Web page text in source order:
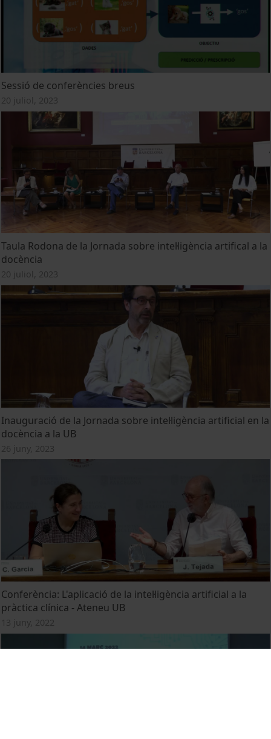
Sessió de conferències breus
20 juliol, 2023
Taula Rodona de la Jornada sobre intel·ligència artifical a la
docència
20 juliol, 2023
Inauguració de la Jornada sobre intel·ligència artificial en la
docència a la UB
26 juny, 2023
Conferència: L'aplicació de la intel·ligència artificial a la
pràctica clínica - Ateneu UB
13 juny, 2022